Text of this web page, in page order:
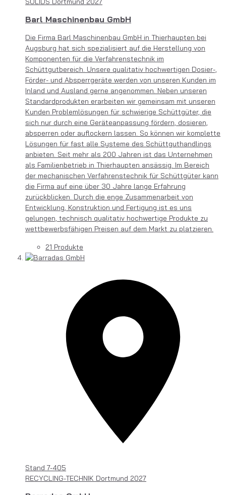
Barl Maschinenbau GmbH
Die Firma Barl Maschinenbau GmbH in Thierhaupten bei
Augsburg hat sich spezialisiert auf die Herstellung von
Komponenten für die Verfahrenstechnik im
Schüttgutbereich. Unsere qualitativ hochwertigen Dosier-,
Förder- und Absperrgeräte werden von unseren Kunden im
Inland und Ausland gerne angenommen. Neben unseren
Standardprodukten erarbeiten wir gemeinsam mit unseren
Kunden Problemlösungen für schwierige Schüttgüter, die
sich nur durch eine Geräteanpassung fördern, dosieren,
absperren oder auflockern lassen. So können wir komplette
Lösungen für fast alle Systeme des Schüttguthandlings
anbieten. Seit mehr als 200 Jahren ist das Unternehmen
als Familienbetrieb in Thierhaupten ansässig. Im Bereich
der mechanischen Verfahrenstechnik für Schüttgüter kann
die Firma auf eine über 30 Jahre lange Erfahrung
zurückblicken. Durch die enge Zusammenarbeit von
Entwicklung, Konstruktion und Fertigung ist es uns
gelungen, technisch qualitativ hochwertige Produkte zu
wettbewerbsfähigen Preisen auf dem Markt zu platzieren.
21 Produkte
Stand 7-405
RECYCLING-TECHNIK Dortmund 2027